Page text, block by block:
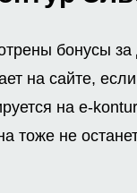
бонусы за
на сайте,
на e-
тоже не